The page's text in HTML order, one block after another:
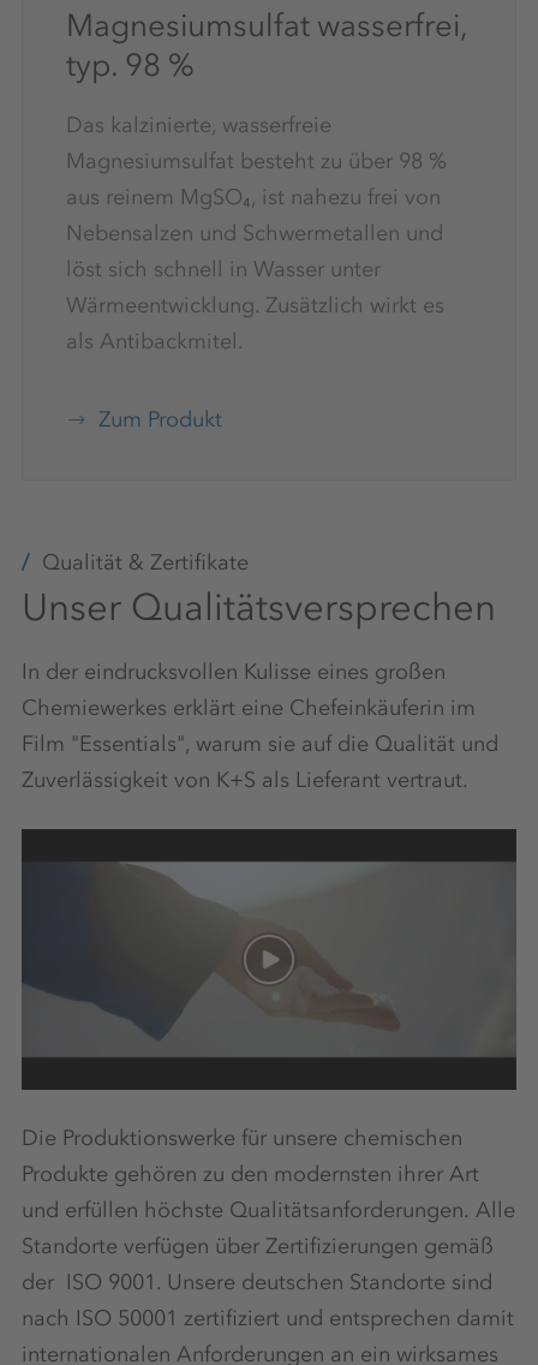
Magnesiumsulfat wasserfrei,
typ. 98 %
Das kalzinierte, wasserfreie
Magnesiumsulfat besteht zu über 98 %
aus reinem MgSO₄, ist nahezu frei von
Nebensalzen und Schwermetallen und
löst sich schnell in Wasser unter
Wärmeentwicklung. Zusätzlich wirkt es
als Antibackmitel.
Zum Produkt
Qualität & Zertifikate
Unser Qualitätsversprechen
In der eindrucksvollen Kulisse eines großen
Chemiewerkes erklärt eine Chefeinkäuferin im
Film "Essentials", warum sie auf die Qualität und
Zuverlässigkeit von K+S als Lieferant vertraut.
Die Produktionswerke für unsere chemischen
Produkte gehören zu den modernsten ihrer Art
und erfüllen höchste Qualitätsanforderungen. Alle
Standorte verfügen über Zertifizierungen gemäß
der ISO 9001. Unsere deutschen Standorte sind
nach ISO 50001 zertifiziert und entsprechen damit
internationalen Anforderungen an ein wirksames